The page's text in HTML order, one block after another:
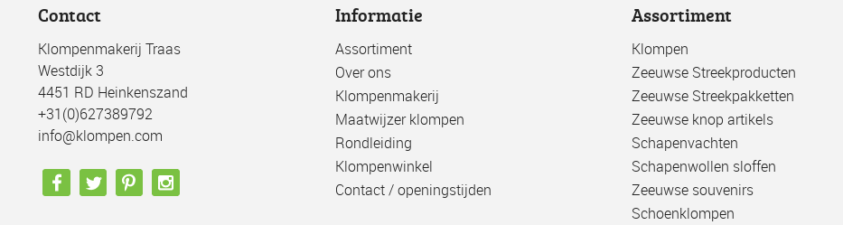
Contact
Klompenmakerij Traas
Westdijk 3
4451 RD Heinkenszand
+31(0)627389792
info@klompen.com
Informatie
Assortiment
Over ons
Klompenmakerij
Maatwijzer klompen
Rondleiding
Klompenwinkel
Contact / openingstijden
Assortiment
Klompen
Zeeuwse Streekproducten
Zeeuwse Streekpakketten
Zeeuwse knop artikels
Schapenvachten
Schapenwollen sloffen
Zeeuwse souvenirs
Schoenklompen